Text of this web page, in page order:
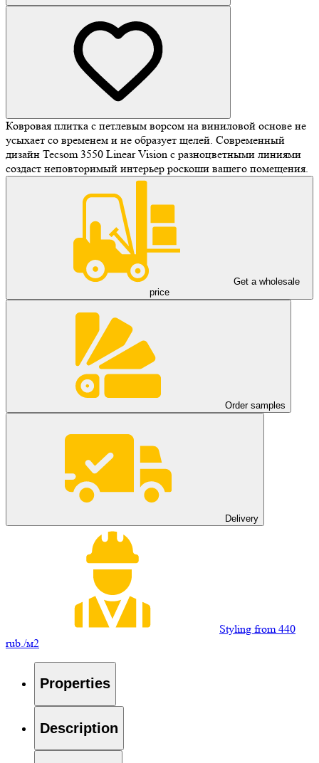
Ковровая плитка с петлевым ворсом на виниловой основе не
усыхает со временем и не образует щелей. Современный
дизайн Tecsom 3550 Linear Vision с разноцветными линиями
создаст неповторимый интерьер роскоши вашего помещения.
Get a wholesale
price
Order samples
Delivery
Styling from 440
rub./м2
Properties
Description